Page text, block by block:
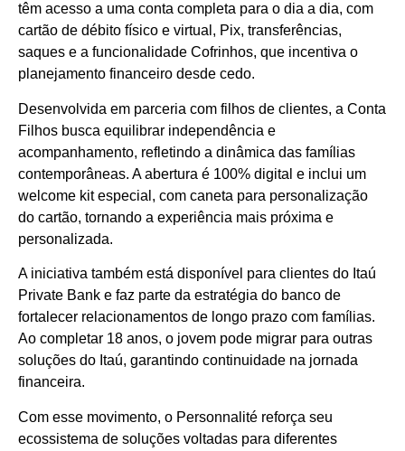
têm acesso a uma conta completa para o dia a dia, com
cartão de débito físico e virtual, Pix, transferências,
saques e a funcionalidade Cofrinhos, que incentiva o
planejamento financeiro desde cedo.
Desenvolvida em parceria com filhos de clientes, a Conta
Filhos busca equilibrar independência e
acompanhamento, refletindo a dinâmica das famílias
contemporâneas. A abertura é 100% digital e inclui um
welcome kit especial, com caneta para personalização
do cartão, tornando a experiência mais próxima e
personalizada.
A iniciativa também está disponível para clientes do Itaú
Private Bank e faz parte da estratégia do banco de
fortalecer relacionamentos de longo prazo com famílias.
Ao completar 18 anos, o jovem pode migrar para outras
soluções do Itaú, garantindo continuidade na jornada
financeira.
Com esse movimento, o Personnalité reforça seu
ecossistema de soluções voltadas para diferentes